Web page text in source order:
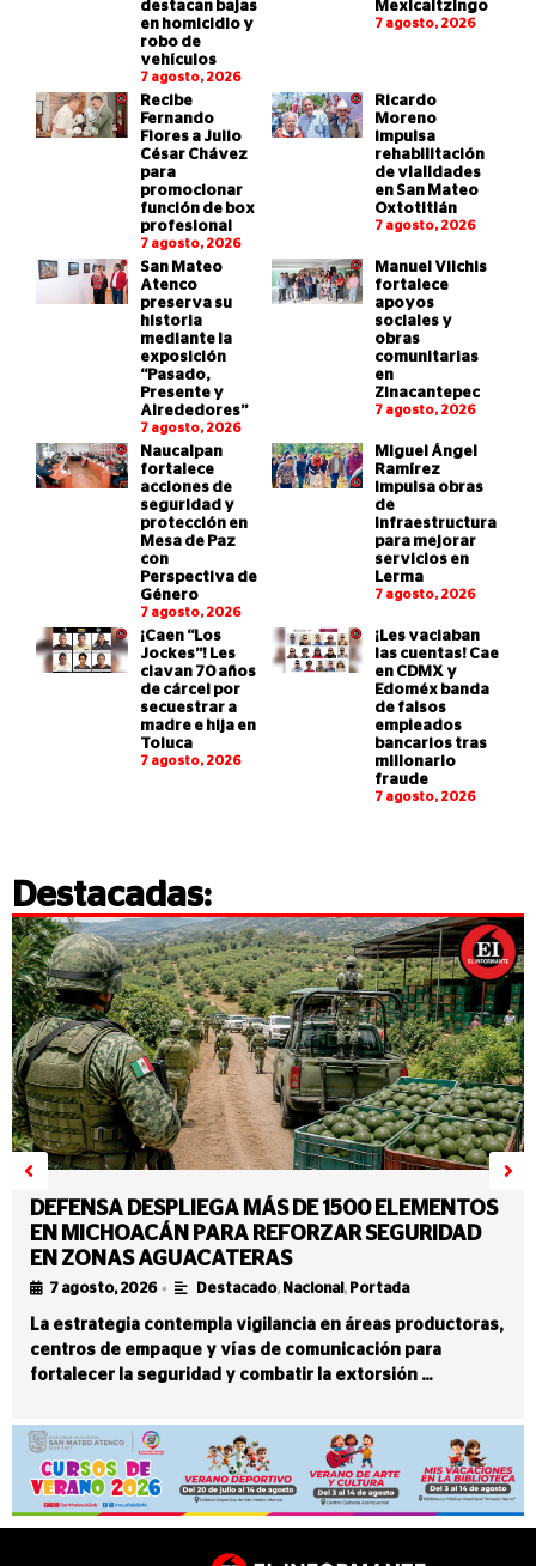
destacan bajas
en homicidio y
robo de
vehículos
7 agosto, 2026
Mexicaltzingo
7 agosto, 2026
Recibe
Fernando
Flores a Julio
César Chávez
para
promocionar
función de box
profesional
7 agosto, 2026
Ricardo
Moreno
impulsa
rehabilitación
de vialidades
en San Mateo
Oxtotitlán
7 agosto, 2026
San Mateo
Atenco
preserva su
historia
mediante la
exposición
“Pasado,
Presente y
Alrededores”
7 agosto, 2026
Manuel Vilchis
fortalece
apoyos
sociales y
obras
comunitarias
en
Zinacantepec
7 agosto, 2026
Naucalpan
fortalece
acciones de
seguridad y
protección en
Mesa de Paz
con
Perspectiva de
Género
7 agosto, 2026
Miguel Ángel
Ramírez
impulsa obras
de
infraestructura
para mejorar
servicios en
Lerma
7 agosto, 2026
¡Caen “Los
Jockes”! Les
clavan 70 años
de cárcel por
secuestrar a
madre e hija en
Toluca
7 agosto, 2026
¡Les vaciaban
las cuentas! Cae
en CDMX y
Edoméx banda
de falsos
empleados
bancarios tras
millonario
fraude
7 agosto, 2026
Destacadas:
DEFENSA DESPLIEGA MÁS DE 1500 ELEMENTOS
EN MICHOACÁN PARA REFORZAR SEGURIDAD
EN ZONAS AGUACATERAS
7 agosto, 2026 • Destacado, Nacional , Portada
La estrategia contempla vigilancia en áreas productoras,
centros de empaque y vías de comunicación para
fortalecer la seguridad y combatir la extorsión …